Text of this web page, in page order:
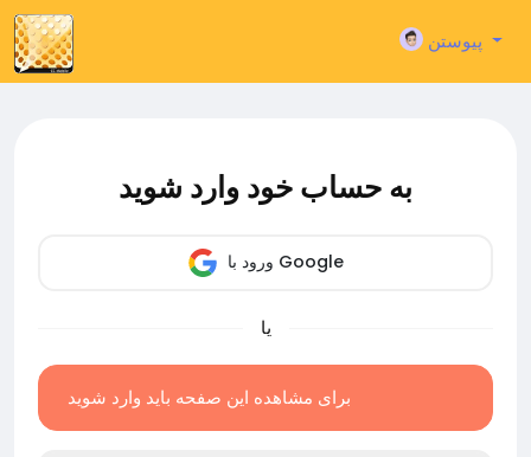
پیوستن
به حساب خود وارد شوید
ورود با Google
یا
برای مشاهده این صفحه باید وارد شوید